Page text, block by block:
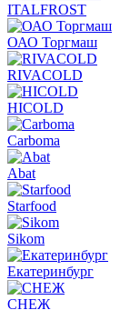
ITALFROST
ОАО Торгмаш
RIVACOLD
HICOLD
Carboma
Abat
Starfood
Sikom
Екатеринбург
СНЕЖ